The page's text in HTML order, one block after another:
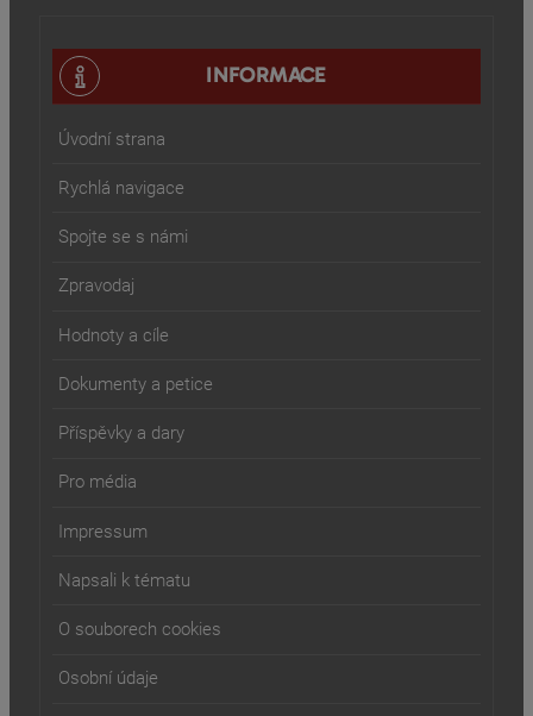
INFORMACE
Úvodní strana
Rychlá navigace
Spojte se s námi
Zpravodaj
Hodnoty a cíle
Dokumenty a petice
Příspěvky a dary
Pro média
Impressum
Napsali k tématu
O souborech cookies
Osobní údaje